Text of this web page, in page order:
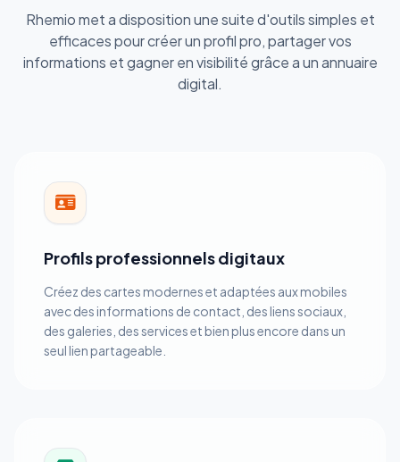
Rhemio met a disposition une suite d'outils simples et
efficaces pour créer un profil pro, partager vos
informations et gagner en visibilité grâce a un annuaire
digital.
Profils professionnels digitaux
Créez des cartes modernes et adaptées aux mobiles
avec des informations de contact, des liens sociaux,
des galeries, des services et bien plus encore dans un
seul lien partageable.